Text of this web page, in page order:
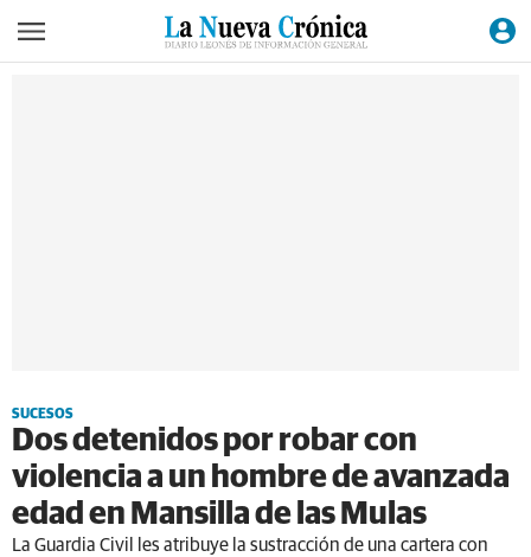
SUCESOS
Dos detenidos por robar con
violencia a un hombre de avanzada
edad en Mansilla de las Mulas
La Guardia Civil les atribuye la sustracción de una cartera con